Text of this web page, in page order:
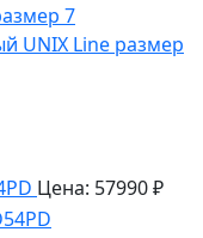
UNIX Line размер
Цена: 57990 ₽